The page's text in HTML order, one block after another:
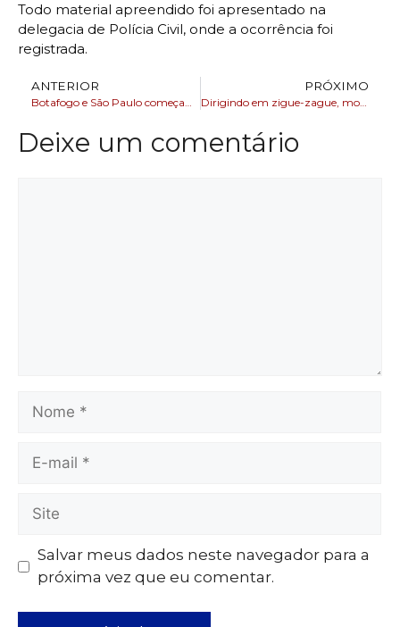
Todo material apreendido foi apresentado na
delegacia de Polícia Civil, onde a ocorrência foi
registrada.
ANTERIOR
Botafogo e São Paulo começam a disputar vaga na semi da Libertadores
PRÓXIMO
Dirigindo em zigue-zague, motorista alcoolizado é preso pela PRF na BR 324
Deixe um comentário
Salvar meus dados neste navegador para a
próxima vez que eu comentar.